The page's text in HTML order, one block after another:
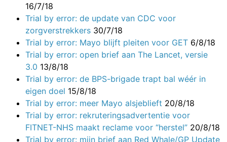
16/7/18
Trial by error: de update van CDC voor
zorgverstrekkers 30/7/18
Trial by error: Mayo blijft pleiten voor GET 6/8/18
Trial by error: open brief aan The Lancet, versie
3.0 13/8/18
Trial by error: de BPS-brigade trapt bal wéér in
eigen doel 15/8/18
Trial by error: meer Mayo alsjeblieft 20/8/18
Trial by error: rekruteringsadvertentie voor
FITNET-NHS maakt reclame voor “herstel” 20/8/18
Trial by error: mijn brief aan Red Whale/GP Update